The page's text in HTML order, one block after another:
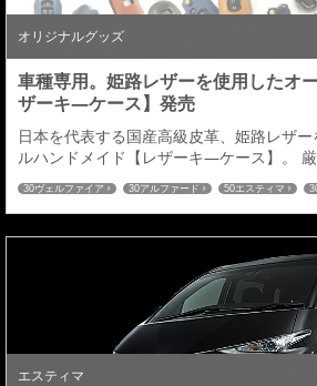
オリジナルグッズ
車種専用。姫路レザーを使用したオ
ザーキ―ケース】発売
日本を代表する国産高級皮革、姫路レザ
ルハンドメイド【レザーキ―ケース】。
鞣し（なめし）による経年変化（エイジン
い風合いをお楽しみいただける車種専用【
を発売させていただきます。対応車種は
専用立体成型となります。 オーダーメイ
８９６通り。 革の色：全１４色／ステッ
30ヴェルファイア 30アルファード 50エスティマ
エスティマ